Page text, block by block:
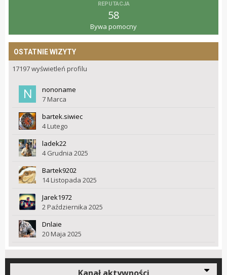
REPUTACJA
58
Bywa pomocny
OSTATNIE WIZYTY
17197 wyświetleń profilu
nononame
7 Marca
bartek.siwiec
4 Lutego
ladek22
4 Grudnia 2025
Bartek9202
14 Listopada 2025
Jarek1972
2 Października 2025
Dnlaie
20 Maja 2025